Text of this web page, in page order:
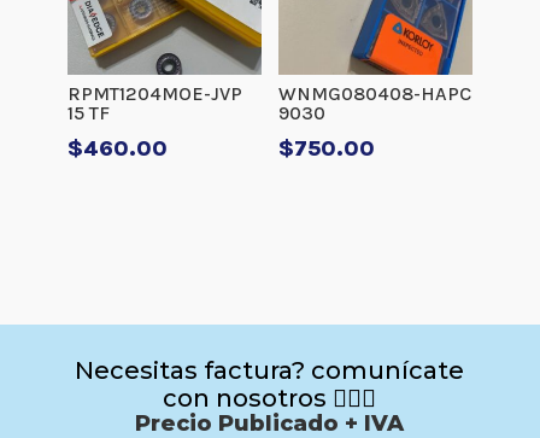
RPMT1204MOE-JVP
15 TF
$460.00
WNMG080408-HAPC
9030
$750.00
Necesitas factura? comunícate
con nosotros 🙋🏻‍♂️
Precio Publicado + IVA